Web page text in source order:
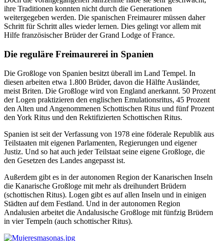
ihre Traditionen konnten nicht durch die Generationen
weitergegeben werden. Die spanischen Freimaurer müssen daher
Schritt für Schritt alles wieder lernen. Dies gelingt vor allem mit
Hilfe französischer Brüder der Grand Lodge of France.
Die reguläre Freimaurerei in Spanien
Die Großloge von Spanien besitzt überall im Land Tempel. In
diesen arbeiten etwa 1.800 Brüder, davon die Hälfte Ausländer,
meist Briten. Die Großloge wird von England anerkannt. 50 Prozent
der Logen praktizieren den englischen Emulationsritus, 45 Prozent
den Alten und Angenommenen Schottischen Ritus und fünf Prozent
den York Ritus und den Rektifizierten Schottischen Ritus.
Spanien ist seit der Verfassung von 1978 eine föderale Republik aus
Teilstaaten mit eigenen Parlamenten, Regierungen und eigener
Justiz. Und so hat auch jeder Teilstaat seine eigene Großloge, die
den Gesetzen des Landes angepasst ist.
Außerdem gibt es in der autonomen Region der Kanarischen Inseln
die Kanarische Großloge mit mehr als dreihundert Brüdern
(schottischen Ritus). Logen gibt es auf allen Inseln und in einigen
Städten auf dem Festland. Und in der autonomen Region
Andalusien arbeitet die Andalusische Großloge mit fünfzig Brüdern
in vier Tempeln (auch schottischer Ritus).